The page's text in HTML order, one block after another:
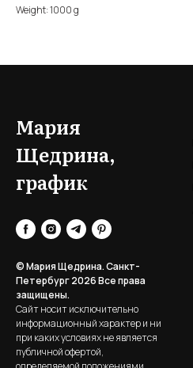
Weight: 1000 g
Мария
Щедрина,
график
© Мария Щедрина. Санкт-
Петербург 2026Все права
защищены.
Сайт носит исключительно
информационный характер и ни
при каких условиях не является
публичной офертой,